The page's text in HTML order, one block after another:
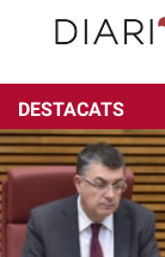
DESTACATS